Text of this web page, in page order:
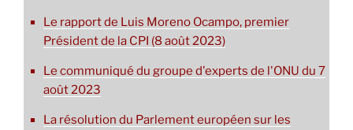
Le rapport de Luis Moreno Ocampo, premier
Président de la CPI (8 août 2023)
Le communiqué du groupe d'experts de l'ONU du 7
août 2023
La résolution du Parlement européen sur les